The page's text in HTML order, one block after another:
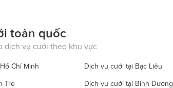
toàn quốc
dịch vụ cưới theo khu vực
Chí Minh Dịch vụ cưới tại Bạc Liêu
Tre Dịch vụ cưới tại Bình Dương